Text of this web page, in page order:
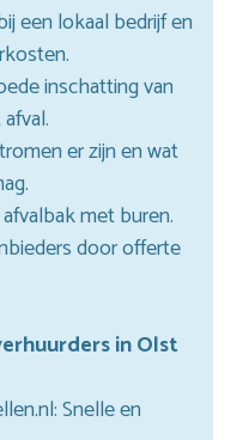
een lokaal bedrijf en
inschatting van
er zijn en wat
met buren.
door offerte
in Olst
Snelle en